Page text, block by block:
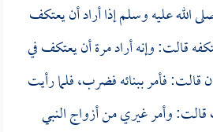
الله عليه وسلم إذا أراد أن يعتكف
قالت: وإنه أراد مرة أن يعتكف في
فأمر ببنائه فضرب، فلما رأيت
وأمر غيري من أزواج النبي